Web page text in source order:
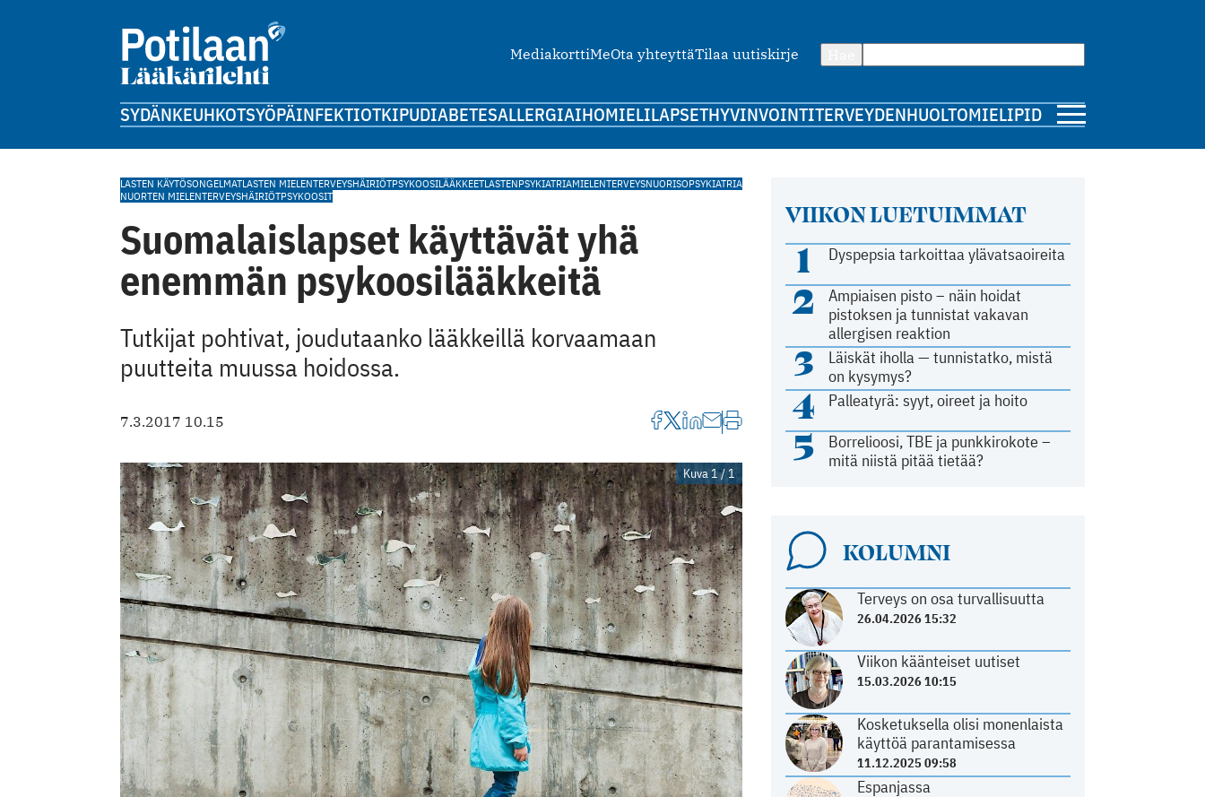
MediakorttiMeOta yhteyttäTilaa uutiskirje
SYDÄNKEUHKOTSYÖPÄINFEKTIOTKIPUDIABETESALLERGIAIHOMIELILAPSETHYVINVOINTITERVEYDENHUOLTOMIELIPIDE
VIIKON LUETUIMMAT
1 Dyspepsia tarkoittaa ylävatsaoireita
2
Ampiaisen pisto – näin hoidat
pistoksen ja tunnistat vakavan
allergisen reaktion
3
Läiskät iholla — tunnistatko, mistä
on kysymys?
4 Palleatyrä: syyt, oireet ja hoito
5
Borrelioosi, TBE ja punkkirokote –
mitä niistä pitää tietää?
KOLUMNI
Terveys on osa turvallisuutta
26.04.2026 15:32
Viikon käänteiset uutiset
15.03.2026 10:15
Kosketuksella olisi monenlaista
käyttöä parantamisessa
11.12.2025 09:58
Espanjassa
LASTEN KÄYTÖSONGELMATLASTEN MIELENTERVEYSHÄIRIÖTPSYKOOSILÄÄKKEETLASTENPSYKIATRIAMIELENTERVEYSNUORISOPSYKIATRIA
NUORTEN MIELENTERVEYSHÄIRIÖTPSYKOOSIT
Suomalaislapset käyttävät yhä
enemmän psykoosilääkkeitä
Tutkijat pohtivat, joudutaanko lääkkeillä korvaamaan
puutteita muussa hoidossa.
7.3.2017 10.15
Kuva 1 / 1